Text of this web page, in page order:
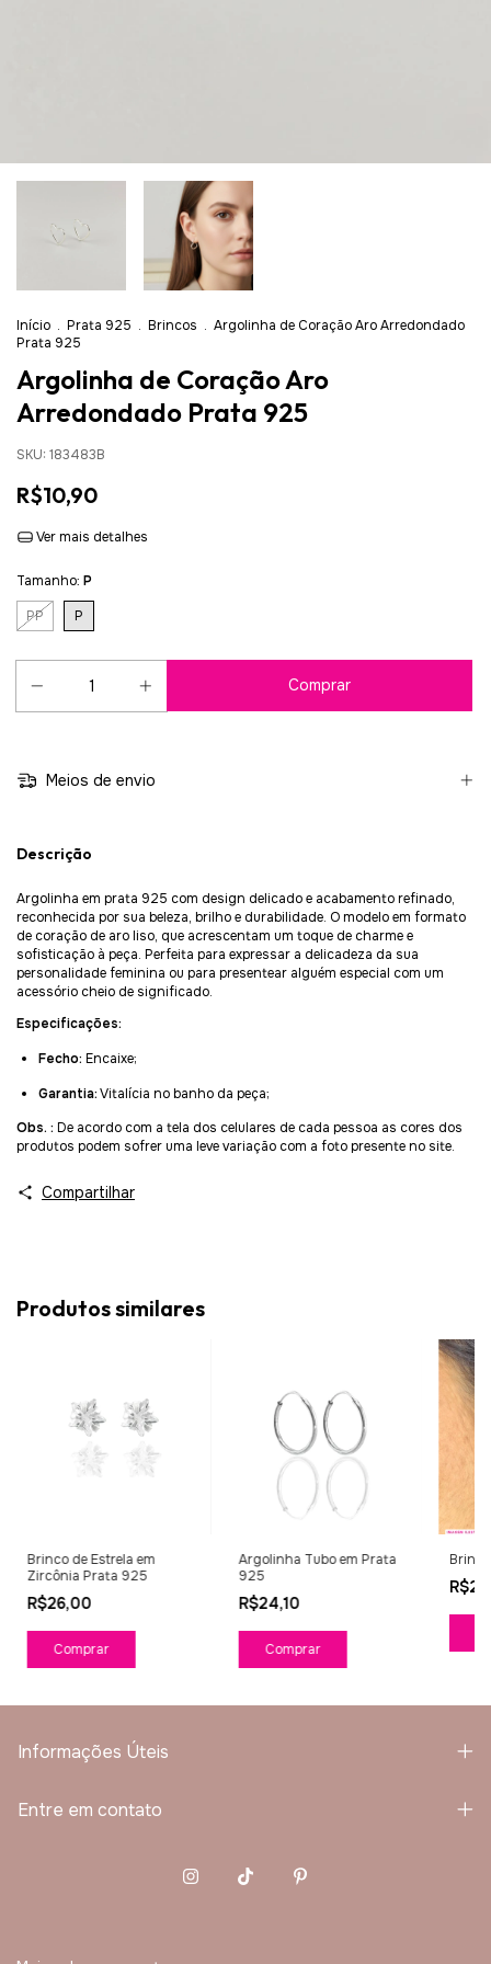
Início . Prata 925 . Brincos . Argolinha de Coração Aro Arredondado
Prata 925
Argolinha de Coração Aro
Arredondado Prata 925
SKU: 183483B
R$10,90
Ver mais detalhes
Tamanho: P
PP
P
Meios de envio
Descrição
Argolinha em prata 925 com design delicado e acabamento refinado,
reconhecida por sua beleza, brilho e durabilidade. O modelo em formato
de coração de aro liso, que acrescentam um toque de charme e
sofisticação à peça. Perfeita para expressar a delicadeza da sua
personalidade feminina ou para presentear alguém especial com um
acessório cheio de significado.
Especificações:
Fecho: Encaixe;
Garantia:Vitalícia no banho da peça;
Obs. : De acordo com a tela dos celulares de cada pessoa as cores dos
produtos podem sofrer uma leve variação com a foto presente no site.
Compartilhar
Produtos similares
Brinco de Estrela em
Zircônia Prata 925
R$26,00
Comprar
Argolinha Tubo em Prata
925
R$24,10
Informações Úteis
Entre em contato